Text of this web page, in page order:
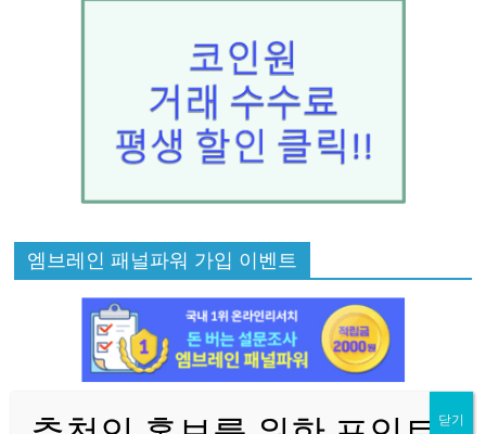
엠브레인 패널파워 가입 이벤트